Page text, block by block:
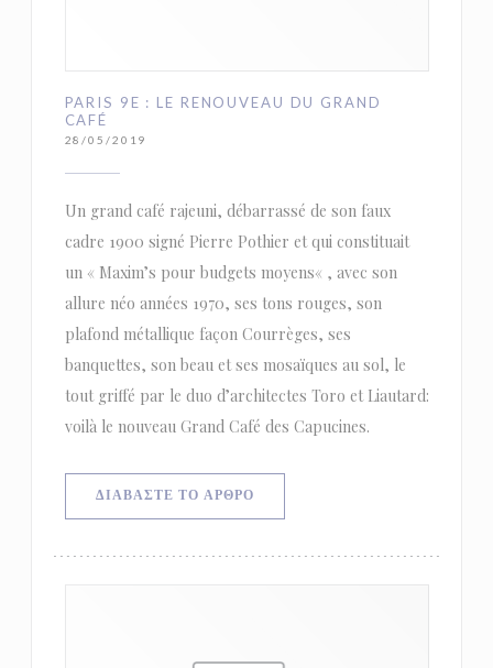
PARIS 9E : LE RENOUVEAU DU GRAND
CAFÉ
28/05/2019
Un grand café rajeuni, débarrassé de son faux
cadre 1900 signé Pierre Pothier et qui constituait
un « Maxim’s pour budgets moyens« , avec son
allure néo années 1970, ses tons rouges, son
plafond métallique façon Courrèges, ses
banquettes, son beau et ses mosaïques au sol, le
tout griffé par le duo d’architectes Toro et Liautard:
voilà le nouveau Grand Café des Capucines.
ΔΙΑΒΆΣΤΕ ΤΟ ΆΡΘΡΟ((ΑΝΟΊΓΕΙ ΣΕ ΝΈΟ ΠΑΡΆΘΥΡΟ))